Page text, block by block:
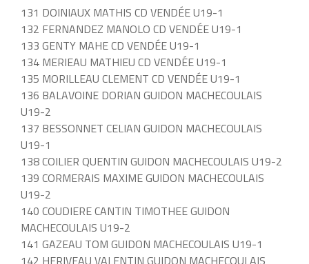
131 DOINIAUX MATHIS CD VENDÉE U19-1
132 FERNANDEZ MANOLO CD VENDÉE U19-1
133 GENTY MAHE CD VENDÉE U19-1
134 MERIEAU MATHIEU CD VENDÉE U19-1
135 MORILLEAU CLEMENT CD VENDÉE U19-1
136 BALAVOINE DORIAN GUIDON MACHECOULAIS
U19-2
137 BESSONNET CELIAN GUIDON MACHECOULAIS
U19-1
138 COILIER QUENTIN GUIDON MACHECOULAIS U19-2
139 CORMERAIS MAXIME GUIDON MACHECOULAIS
U19-2
140 COUDIERE CANTIN TIMOTHEE GUIDON
MACHECOULAIS U19-2
141 GAZEAU TOM GUIDON MACHECOULAIS U19-1
142 HERIVEAU VALENTIN GUIDON MACHECOULAIS